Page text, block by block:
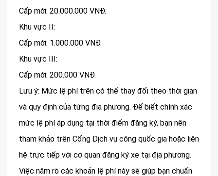
Cấp mới: 20.000.000 VNĐ.
Khu vực II:
Cấp mới: 1.000.000 VNĐ.
Khu vực III:
Cấp mới: 200.000 VNĐ.
Lưu ý: Mức lệ phí trên có thể thay đổi theo thời gian
và quy định của từng địa phương. Để biết chính xác
mức lệ phí áp dụng tại thời điểm đăng ký, bạn nên
tham khảo trên Cổng Dịch vụ công quốc gia hoặc liên
hệ trực tiếp với cơ quan đăng ký xe tại địa phương.
Việc nắm rõ các khoản lệ phí này sẽ giúp bạn chuẩn